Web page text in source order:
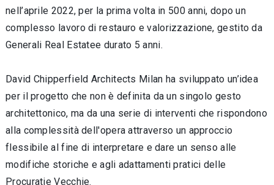
nell’aprile 2022, per la prima volta in 500 anni, dopo un
complesso lavoro di restauro e valorizzazione, gestito da
Generali Real Estatee durato 5 anni.
David Chipperfield Architects Milan ha sviluppato un’idea
per il progetto che non è definita da un singolo gesto
architettonico, ma da una serie di interventi che rispondono
alla complessità dell'opera attraverso un approccio
flessibile al fine di interpretare e dare un senso alle
modifiche storiche e agli adattamenti pratici delle
Procuratie Vecchie.